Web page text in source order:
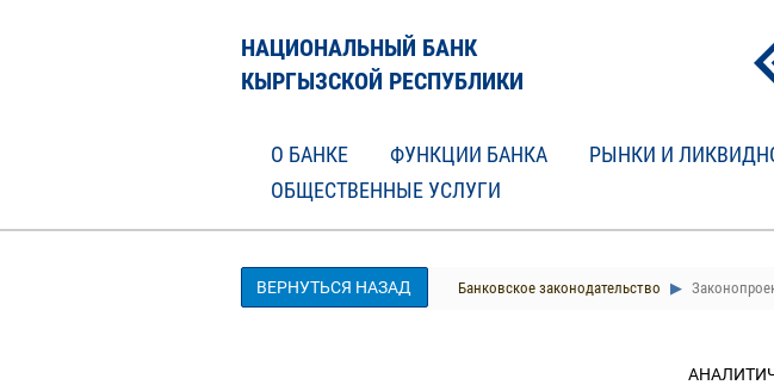
НАЦИОНАЛЬНЫЙ БАНК
КЫРГЫЗСКОЙ РЕСПУБЛИКИ
О БАНКЕ ФУНКЦИИ БАНКА РЫНКИ И
ОБЩЕСТВЕННЫЕ УСЛУГИ
ВЕРНУТЬСЯ НАЗАД Банковское законодательство